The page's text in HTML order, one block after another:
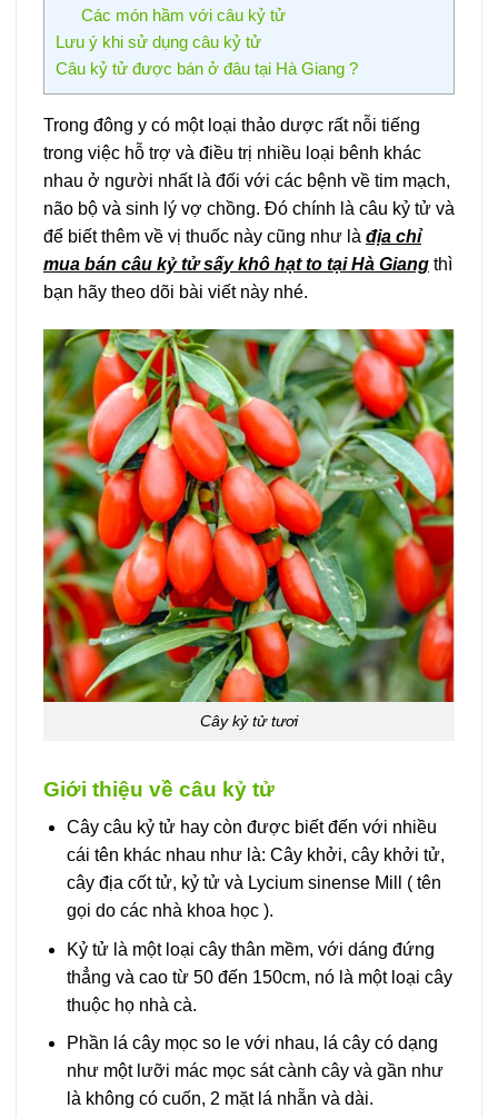
Các món hầm với câu kỷ tử
Lưu ý khi sử dụng câu kỷ tử
Câu kỷ tử được bán ở đâu tại Hà Giang ?
Trong đông y có một loại thảo dược rất nỗi tiếng
trong việc hỗ trợ và điều trị nhiều loại bênh khác
nhau ở người nhất là đối với các bệnh về tim mạch,
não bộ và sinh lý vợ chồng. Đó chính là câu kỷ tử và
để biết thêm về vị thuốc này cũng như là địa chỉ
mua bán câu kỷ tử sấy khô hạt to tại Hà Giang thì
bạn hãy theo dõi bài viết này nhé.
Cây kỷ tử tươi
Giới thiệu về câu kỷ tử
Cây câu kỷ tử hay còn được biết đến với nhiều
cái tên khác nhau như là: Cây khởi, cây khởi tử,
cây địa cốt tử, kỷ tử và Lycium sinense Mill ( tên
gọi do các nhà khoa học ).
Kỷ tử là một loại cây thân mềm, với dáng đứng
thẳng và cao từ 50 đến 150cm, nó là một loại cây
thuộc họ nhà cà.
Phần lá cây mọc so le với nhau, lá cây có dạng
như một lưỡi mác mọc sát cành cây và gần như
là không có cuốn, 2 mặt lá nhẵn và dài.